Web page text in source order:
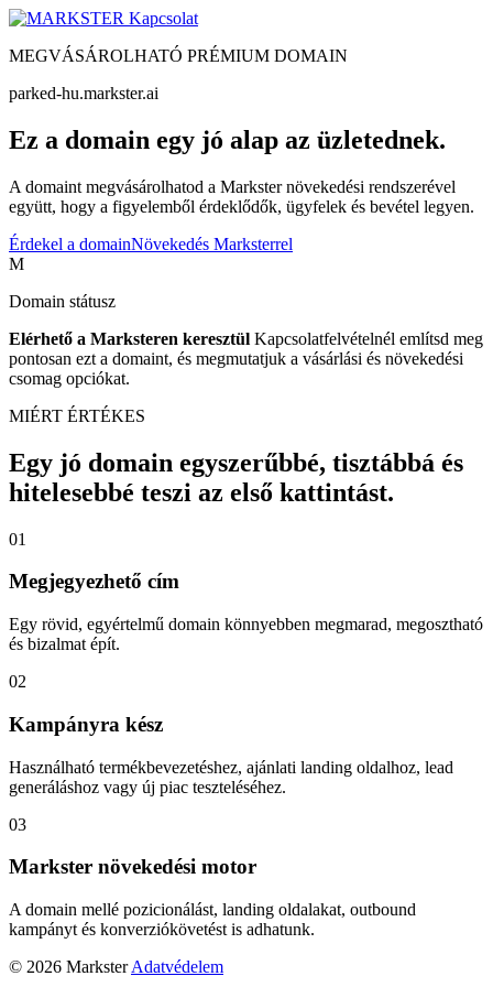
Kapcsolat
MEGVÁSÁROLHATÓ PRÉMIUM DOMAIN
parked-hu.markster.ai
Ez a domain egy jó alap az üzletednek.
A domaint megvásárolhatod a Markster növekedési rendszerével
együtt, hogy a figyelemből érdeklődők, ügyfelek és bevétel legyen.
Érdekel a domainNövekedés Marksterrel
M
Domain státusz
Elérhető a Marksteren keresztül Kapcsolatfelvételnél említsd meg
pontosan ezt a domaint, és megmutatjuk a vásárlási és növekedési
csomag opciókat.
MIÉRT ÉRTÉKES
Egy jó domain egyszerűbbé, tisztábbá és
hitelesebbé teszi az első kattintást.
01
Megjegyezhető cím
Egy rövid, egyértelmű domain könnyebben megmarad, megosztható
és bizalmat épít.
02
Kampányra kész
Használható termékbevezetéshez, ajánlati landing oldalhoz, lead
generáláshoz vagy új piac teszteléséhez.
03
Markster növekedési motor
A domain mellé pozicionálást, landing oldalakat, outbound
kampányt és konverziókövetést is adhatunk.
© 2026 Markster Adatvédelem